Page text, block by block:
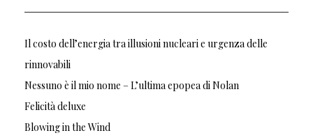
Il costo dell’energia tra illusioni nucleari e urgenza delle
rinnovabili
Nessuno è il mio nome – L’ultima epopea di Nolan
Felicità deluxe
Blowing in the Wind